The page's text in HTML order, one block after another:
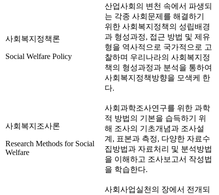
사회복지정책론
Social Welfare Policy
산업사회의 변천 속에서 파생되
는 각종 사회문제를 해결하기
위한 사회복지정책의 성립배경
과 형성과정, 접근 방법 및 제유
형을 역사적으로 국가적으로 고
찰하며 우리나라의 사회복지정
책의 형성과정과 분석을 통하여
사회복지정책방향을 모색케 한
다.
사회복지조사론
Research Methods for Social
Welfare
사회과학조사연구를 위한 과학
적 방법의 기본을 습득하기 위
해 조사의 기초개념과 조사설
계, 표본과 측정, 다양한 자료수
집방법과 자료처리 및 분석방법
을 이해하고 조사보고서 작성법
을 학습한다.
사회사업실천의 장에서 전개되